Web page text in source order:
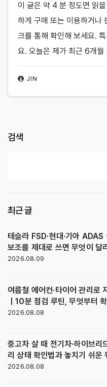
JIN
이 글은 약 4 분 정도면 읽
하게 구매 또는 이용하거나
크를 통해 확인해 보세요.
요. 오늘은 제가 최근 6개
검색
최근 글
테슬라 FSD·현대·기아 ADAS
보조를 제대로 쓰면 무엇이 달
2026.08.09
여름철 에어컨·타이어 관리로
｜10분 점검 루틴, 무엇부터
2026.08.08
중고차 살 때 전기차·하이브리
리 상태 확인법과 놓치기 쉬운
2026.08.08